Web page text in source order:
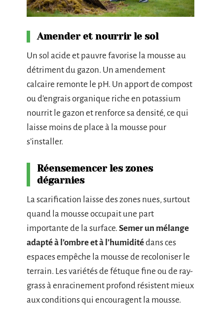
Amender et nourrir le sol
Un sol acide et pauvre favorise la mousse au
détriment du gazon. Un amendement
calcaire remonte le pH. Un apport de compost
ou d’engrais organique riche en potassium
nourrit le gazon et renforce sa densité, ce qui
laisse moins de place à la mousse pour
s’installer.
Réensemencer les zones
dégarnies
La scarification laisse des zones nues, surtout
quand la mousse occupait une part
importante de la surface. Semer un mélange
adapté à l’ombre et à l’humiditédans ces
espaces empêche la mousse de recoloniser le
terrain. Les variétés de fétuque fine ou de ray-
grass à enracinement profond résistent mieux
aux conditions qui encouragent la mousse.